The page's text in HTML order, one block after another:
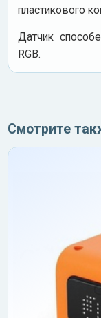
пластикового
Датчик
RGB.
Смотрите